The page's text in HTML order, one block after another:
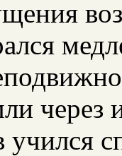
через